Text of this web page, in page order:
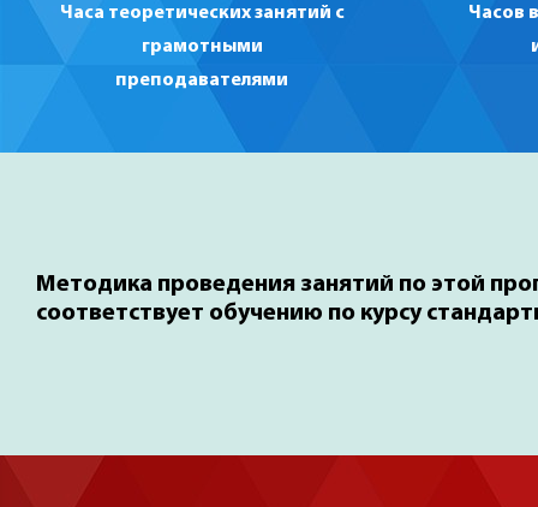
Часа теоретических занятий с
грамотными
преподавателями
Часов
Методика проведения занятий по этой
соответствует обучению по курсу